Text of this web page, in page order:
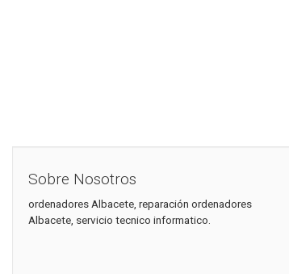
Sobre Nosotros
ordenadores Albacete, reparación ordenadores
Albacete, servicio tecnico informatico.